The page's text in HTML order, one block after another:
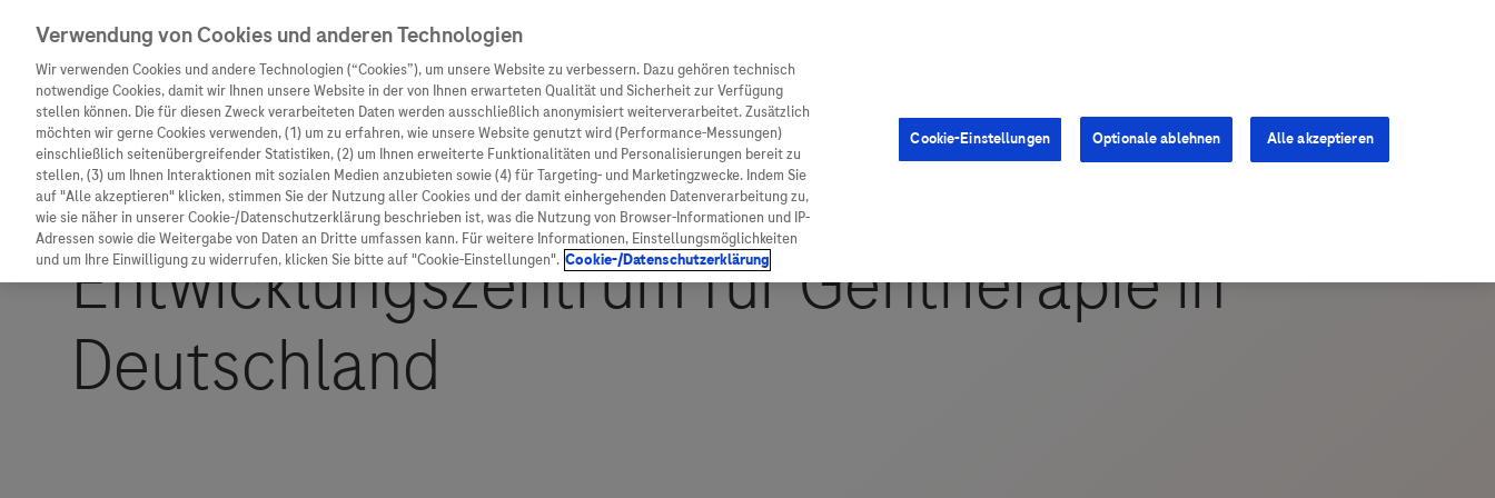
Unternehmen
Unternehmen
Wer wir sind
Innovation
Innovation
Forschung
Patienteninformationen
Patienteninformationen
Unser Service für Patient:innen
Arzneimittel
Arzneimittel
Diagnostik
Verwendung von Cookies und anderen Technologien
Wir verwenden Cookies und andere Technologien (“Cookies”), um unsere Website zu verbessern. Dazu gehören technisch
notwendige Cookies, damit wir Ihnen unsere Website in der von Ihnen erwarteten Qualität und Sicherheit zur Verfügung
stellen können. Die für diesen Zweck verarbeiteten Daten werden ausschließlich anonymisiert weiterverarbeitet. Zusätzlich
möchten wir gerne Cookies verwenden, (1) um zu erfahren, wie unsere Website genutzt wird (Performance-Messungen)
einschließlich seitenübergreifender Statistiken, (2) um Ihnen erweiterte Funktionalitäten und Personalisierungen bereit zu
stellen, (3) um Ihnen Interaktionen mit sozialen Medien anzubieten sowie (4) für Targeting- und Marketingzwecke. Indem Sie
auf "Alle akzeptieren" klicken, stimmen Sie der Nutzung aller Cookies und der damit einhergehenden Datenverarbeitung zu,
wie sie näher in unserer Cookie-/Datenschutzerklärung beschrieben ist, was die Nutzung von Browser-Informationen und IP-
Adressen sowie die Weitergabe von Daten an Dritte umfassen kann. Für weitere Informationen, Einstellungsmöglichkeiten
und um Ihre Einwilligung zu widerrufen, klicken Sie bitte auf "Cookie-Einstellungen". Cookie-/Datenschutzerklärung
Cookie-Einstellungen Optionale ablehnen Alle akzeptieren